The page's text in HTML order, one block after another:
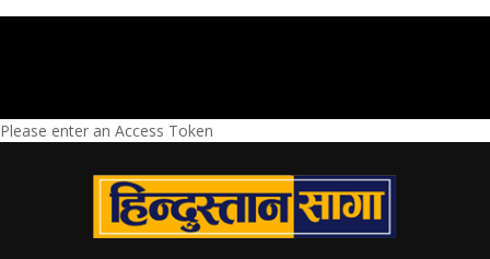
Please enter an Access Token